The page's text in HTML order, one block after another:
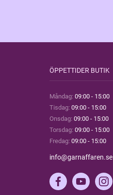
ÖPPETTIDER BUTIK
Måndag: 09:00 - 15:00
Tisdag: 09:00 - 15:00
Onsdag: 09:00 - 15:00
Torsdag: 09:00 - 15:00
Fredag: 09:00 - 15:00
info@garnaffaren.se